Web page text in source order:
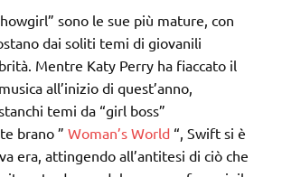
sono le sue più mature, con
dai soliti temi di giovanili
Mentre Katy Perry ha fiaccato il
all’inizio di quest’anno,
temi da “girl boss”
brano ” Woman’s World “, Swift si è
era, attingendo all’antitesi di ciò che